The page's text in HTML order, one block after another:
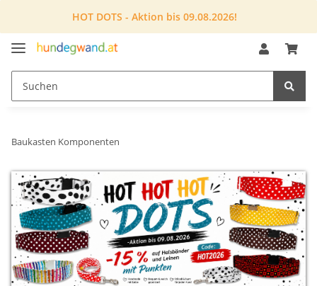
HOT DOTS - Aktion bis 09.08.2026!
Baukasten Komponenten